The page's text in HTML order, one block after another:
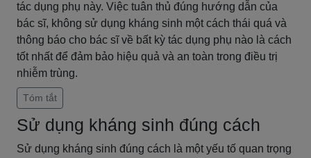
tác dụng phụ này. Việc tuân thủ đúng hướng dẫn của
bác sĩ, không sử dụng kháng sinh một cách thái quá và
thông báo cho bác sĩ về bất kỳ tác dụng phụ nào là cách
tốt nhất để đảm bảo hiệu quả và an toàn trong điều trị
nhiễm trùng.
Tóm tắt
Sử dụng kháng sinh đúng cách
Sử dụng kháng sinh đúng cách là một yếu tố quan trọng